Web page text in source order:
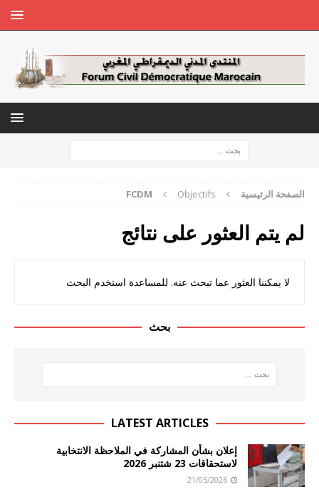
الصفحة الرئيسية FCDM Objectifs
لم يتم العثور على نتائج
لا يمكننا العثور عما تبحث عنه. للمساعدة استخدم البحث
بحث
LATEST ARTICLES
إعلان بشأن المشاركة في الملاحظة الانتخابية
لاستحقاقات 23 شتنبر 2026
21/05/2026